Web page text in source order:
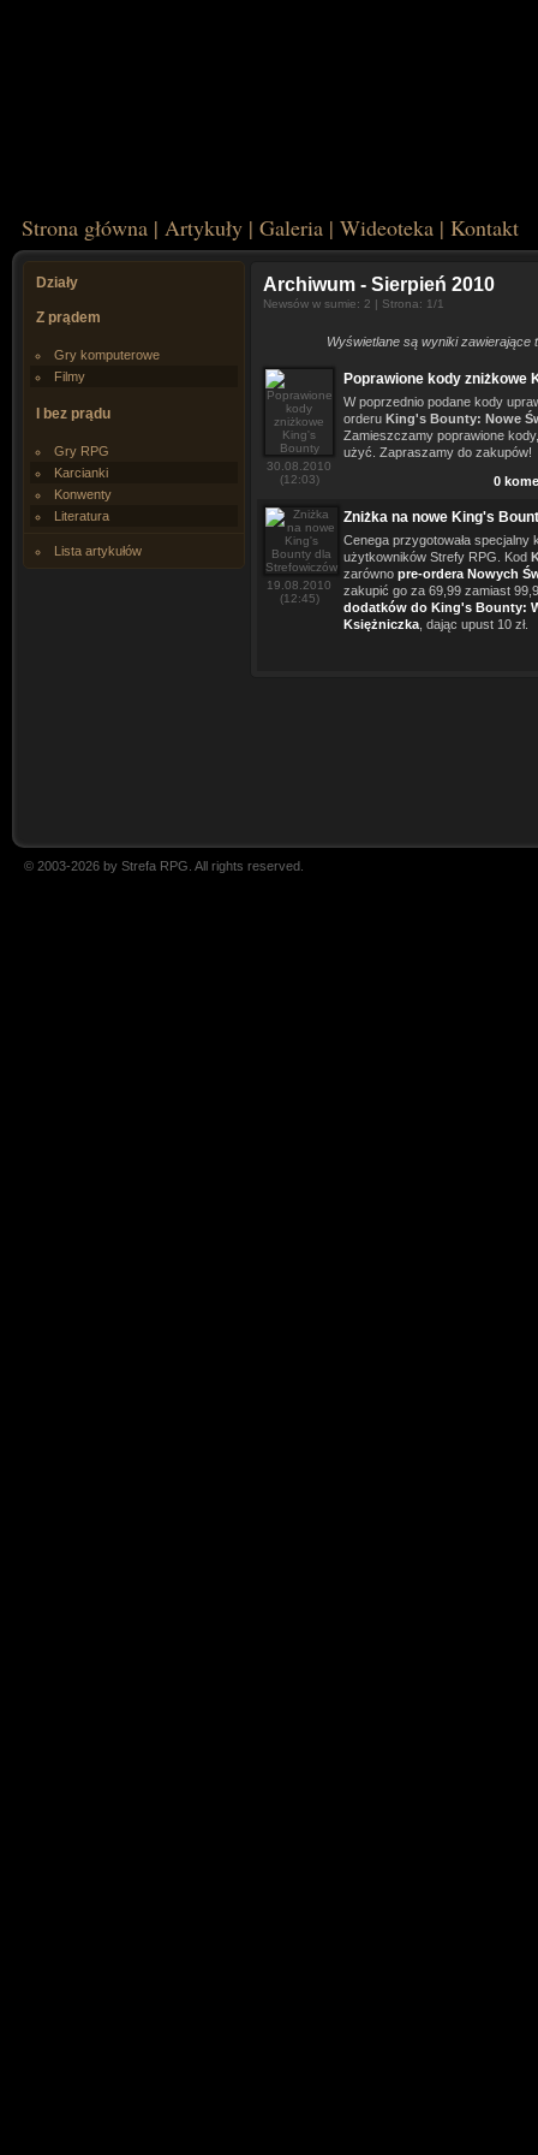
Strona główna | Artykuły | Galeria | Wideoteka | Kontakt
Działy
Z prądem
Gry komputerowe
Filmy
I bez prądu
Gry RPG
Karcianki
Konwenty
Literatura
Lista artykułów
Archiwum - Sierpień 2010
Newsów w sumie: 2 | Strona: 1/1
Wyświetlane są wyniki zawierające
30.08.2010
(12:03)
Poprawione kody zniżkowe
W poprzednio podane kody
orderu King's Bounty: Nowe
Zamieszczamy poprawione
użyć. Zapraszamy do zakupów!
0
19.08.2010
(12:45)
Zniżka na nowe King's
Cenega przygotowała specjalny
użytkowników Strefy RPG. Kod
zarówno pre-ordera Nowych
zakupić go za 69,99 zamiast
dodatków do King's Bounty:
Księżniczka , dając upust 10 zł.
© 2003-2026 by Strefa RPG. All rights reserved.